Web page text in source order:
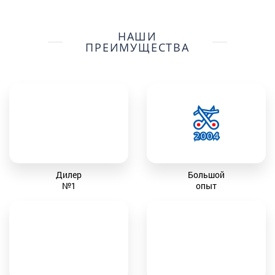
НАШИ
ПРЕИМУЩЕСТВА
Дилер
№1
Большой
опыт